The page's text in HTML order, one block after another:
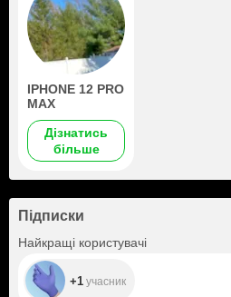
IPHONE 12 PRO
MAX
Дізнатись
більше
Підписки
Найкращі користувачі
+1
+1 учасник